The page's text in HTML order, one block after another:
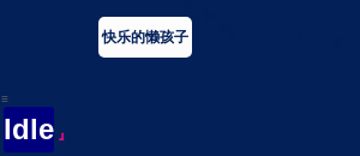
快乐的懒孩子
≡
Idle 』